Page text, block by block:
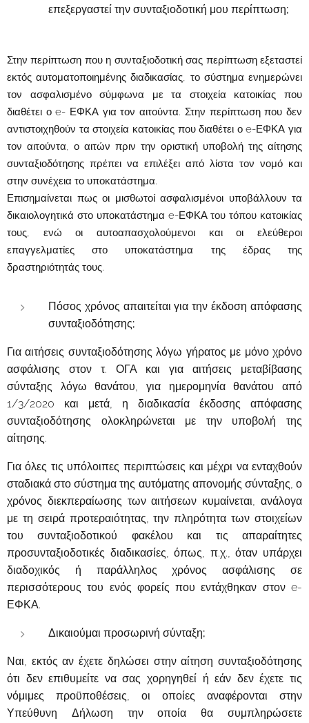
επεξεργαστεί την συνταξιοδοτική μου περίπτωση;
Στην περίπτωση που η συνταξιοδοτική σας περίπτωση εξεταστεί
εκτός αυτοματοποιημένης διαδικασίας, το σύστημα ενημερώνει
τον ασφαλισμένο σύμφωνα με τα στοιχεία κατοικίας που
διαθέτει ο e- ΕΦΚΑ για τον αιτούντα. Στην περίπτωση που δεν
αντιστοιχηθούν τα στοιχεία κατοικίας που διαθέτει ο e-ΕΦΚΑ για
τον αιτούντα, ο αιτών πριν την οριστική υποβολή της αίτησης
συνταξιοδότησης πρέπει να επιλέξει από λίστα τον νομό και
στην συνέχεια το υποκατάστημα.
Επισημαίνεται πως οι μισθωτοί ασφαλισμένοι υποβάλλουν τα
δικαιολογητικά στο υποκατάστημα e-ΕΦΚΑ του τόπου κατοικίας
τους, ενώ οι αυτοαπασχολούμενοι και οι ελεύθεροι
επαγγελματίες στο υποκατάστημα της έδρας της
δραστηριότητάς τους.
Πόσος χρόνος απαιτείται για την έκδοση απόφασης
συνταξιοδότησης;
Για αιτήσεις συνταξιοδότησης λόγω γήρατος με μόνο χρόνο
ασφάλισης στον τ. ΟΓΑ και για αιτήσεις μεταβίβασης
σύνταξης λόγω θανάτου, για ημερομηνία θανάτου από
1/3/2020 και μετά, η διαδικασία έκδοσης απόφασης
συνταξιοδότησης ολοκληρώνεται με την υποβολή της
αίτησης.
Για όλες τις υπόλοιπες περιπτώσεις και μέχρι να ενταχθούν
σταδιακά στο σύστημα της αυτόματης απονομής σύνταξης, ο
χρόνος διεκπεραίωσης των αιτήσεων κυμαίνεται, ανάλογα
με τη σειρά προτεραιότητας, την πληρότητα των στοιχείων
του συνταξιοδοτικού φακέλου και τις απαραίτητες
προσυνταξιοδοτικές διαδικασίες, όπως, π.χ., όταν υπάρχει
διαδοχικός ή παράλληλος χρόνος ασφάλισης σε
περισσότερους του ενός φορείς που εντάχθηκαν στον e-
ΕΦΚΑ.
Δικαιούμαι προσωρινή σύνταξη;
Ναι, εκτός αν έχετε δηλώσει στην αίτηση συνταξιοδότησης
ότι δεν επιθυμείτε να σας χορηγηθεί ή εάν δεν έχετε τις
νόμιμες προϋποθέσεις, οι οποίες αναφέρονται στην
Υπεύθυνη Δήλωση την οποία θα συμπληρώσετε